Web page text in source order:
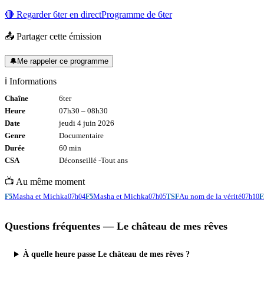
🔴 Regarder6teren directProgramme de 6ter
📤 Partager cette émission
🔔Me rappeler ce programme
ℹ️ Informations
Chaîne
6ter
Heure
07h30 – 08h30
Date
jeudi 4 juin 2026
Genre
Documentaire
Durée
60 min
CSA
Déconseillé -Tout ans
📺 Au même moment
F5Masha et Michka07h04F5Masha et Michka07h05TSFAu nom de la vérité07h10
Questions fréquentes — Le château de mes rêves
À quelle heure passe Le château de mes rêves ?